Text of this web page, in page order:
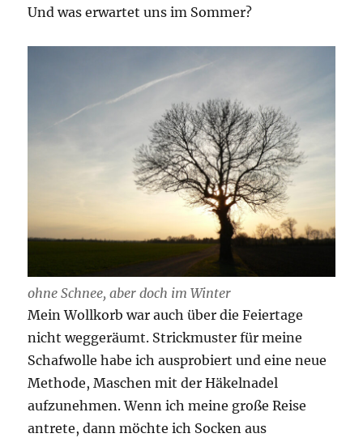
Und was erwartet uns im Sommer?
ohne Schnee, aber doch im Winter
Mein Wollkorb war auch über die Feiertage
nicht weggeräumt. Strickmuster für meine
Schafwolle habe ich ausprobiert und eine neue
Methode, Maschen mit der Häkelnadel
aufzunehmen. Wenn ich meine große Reise
antrete, dann möchte ich Socken aus